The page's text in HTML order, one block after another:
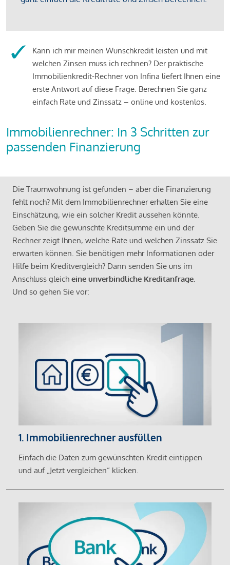
Kann ich mir meinen Wunschkredit leisten und mit
welchen Zinsen muss ich rechnen? Der praktische
Immobilienkredit-Rechner von Infina liefert Ihnen eine
erste Antwort auf diese Frage. Berechnen Sie ganz
einfach Rate und Zinssatz – online und kostenlos.
Immobilienrechner: In 3 Schritten zur
passenden Finanzierung
Die Traumwohnung ist gefunden – aber die Finanzierung
fehlt noch? Mit dem Immobilienrechner erhalten Sie eine
Einschätzung, wie ein solcher Kredit aussehen könnte.
Geben Sie die gewünschte Kreditsumme ein und der
Rechner zeigt Ihnen, welche Rate und welchen Zinssatz Sie
erwarten können. Sie benötigen mehr Informationen oder
Hilfe beim Kreditvergleich? Dann senden Sie uns im
Anschluss gleich eine unverbindliche Kreditanfrage.
Und so gehen Sie vor:
1. Immobilienrechner ausfüllen
Einfach die Daten zum gewünschten Kredit eintippen
und auf „Jetzt vergleichen“ klicken.